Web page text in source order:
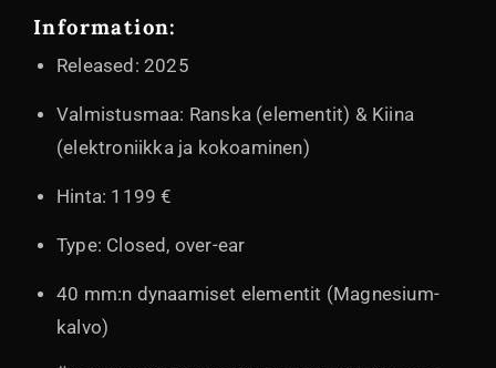
Information:
Released: 2025
Valmistusmaa: Ranska (elementit) & Kiina
(elektroniikka ja kokoaminen)
Hinta: 1199 €
Type: Closed, over-ear
40 mm:n dynaamiset elementit (Magnesium-
kalvo)